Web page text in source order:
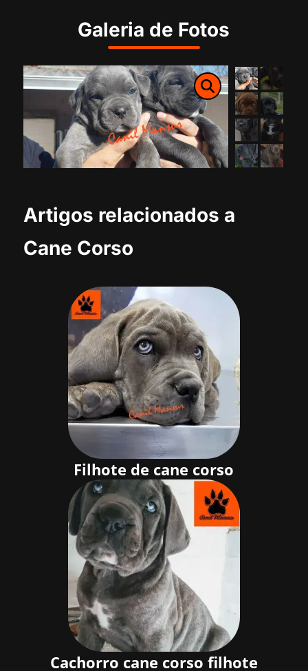
Galeria de Fotos
Artigos relacionados a
Cane Corso
Filhote de cane corso
Cachorro cane corso filhote